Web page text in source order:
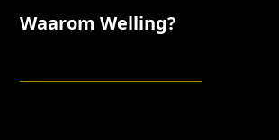
Waarom Welling?